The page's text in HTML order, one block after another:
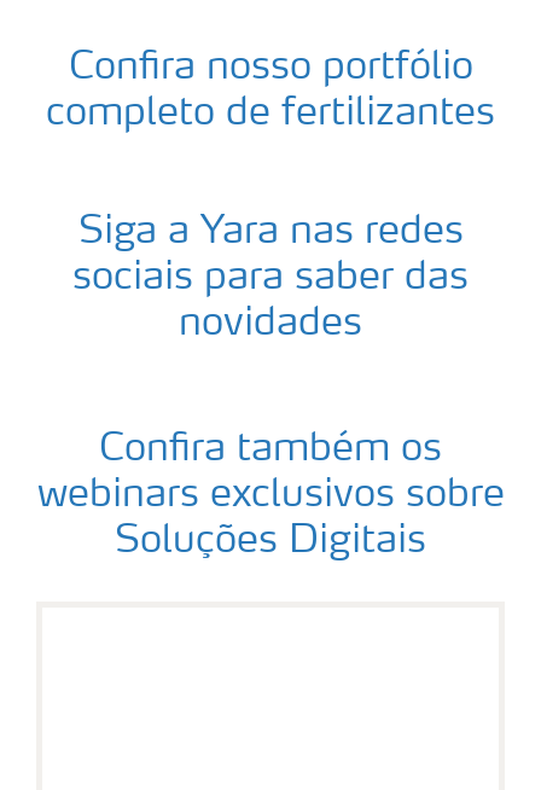
Confira nosso portfólio
completo de fertilizantes
Siga a Yara nas redes
sociais para saber das
novidades
Confira também os
webinars exclusivos sobre
Soluções Digitais